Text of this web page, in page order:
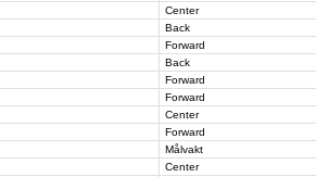
Center
Back
Forward
Back
Forward
Forward
Center
Forward
Målvakt
Center